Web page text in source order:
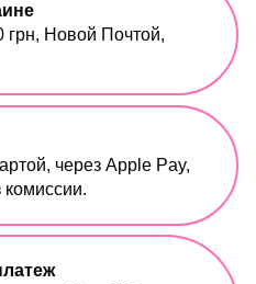
грн, Новой Почтой,
через Apple Pay,